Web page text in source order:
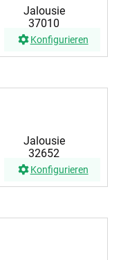
Jalousie
37010
Konfigurieren
Jalousie
32652
Konfigurieren